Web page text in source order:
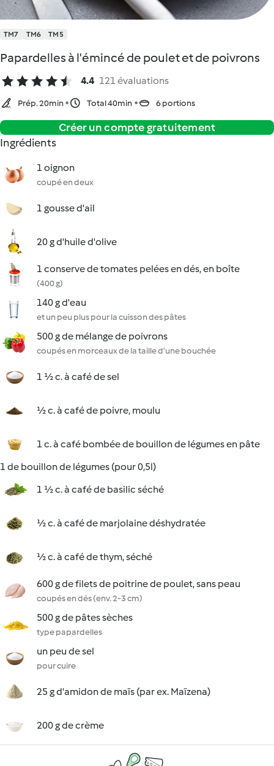
TM7 TM6 TM5
Papardelles à l'émincé de poulet et de poivrons
4.4 121 évaluations
Prép. 20min Total 40min 6 portions
Créer un compte gratuitement
Ingrédients
1 oignon
coupé en deux
1 gousse d'ail
20 g d'huile d'olive
1 conserve de tomates pelées en dés, en boîte
(400 g)
140 g d'eau
et un peu plus pour la cuisson des pâtes
500 g de mélange de poivrons
coupés en morceaux de la taille d’une bouchée
1 ½ c. à café de sel
½ c. à café de poivre, moulu
1 c. à café bombée de bouillon de légumes en pâte
1 de bouillon de légumes (pour 0,5l)
1 ½ c. à café de basilic séché
½ c. à café de marjolaine déshydratée
½ c. à café de thym, séché
600 g de filets de poitrine de poulet, sans peau
coupés en dés (env. 2-3 cm)
500 g de pâtes sèches
type papardelles
un peu de sel
pour cuire
25 g d'amidon de maïs (par ex. Maïzena)
200 g de crème